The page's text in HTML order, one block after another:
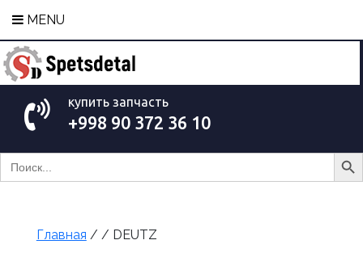
MENU
купить запчасть
+998 90 372 36 10
Search
for:
Search
Главная / / DEUTZ